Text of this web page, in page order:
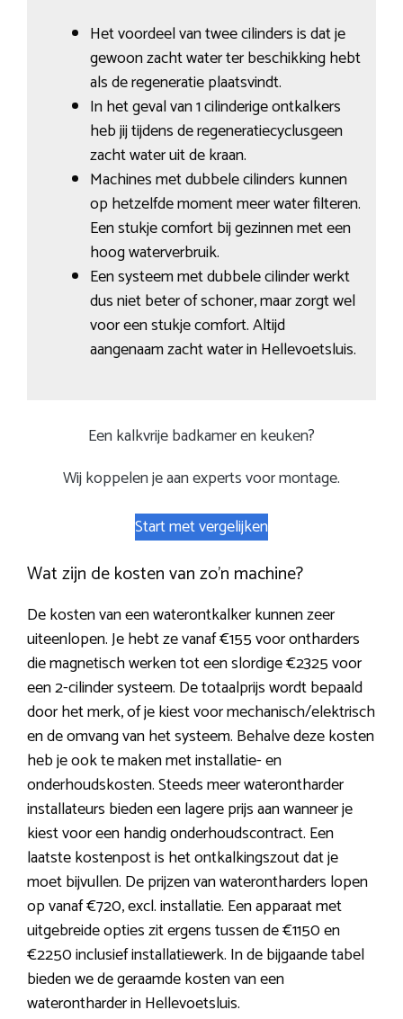
Het voordeel van twee cilinders is dat je
gewoon zacht water ter beschikking hebt
als de regeneratie plaatsvindt.
In het geval van 1 cilinderige ontkalkers
heb jij tijdens de regeneratiecyclusgeen
zacht water uit de kraan.
Machines met dubbele cilinders kunnen
op hetzelfde moment meer water filteren.
Een stukje comfort bij gezinnen met een
hoog waterverbruik.
Een systeem met dubbele cilinder werkt
dus niet beter of schoner, maar zorgt wel
voor een stukje comfort. Altijd
aangenaam zacht water in Hellevoetsluis.
Een kalkvrije badkamer en keuken?
Wij koppelen je aan experts voor montage.
Start met vergelijken
Wat zijn de kosten van zo’n machine?
De kosten van een waterontkalker kunnen zeer
uiteenlopen. Je hebt ze vanaf €155 voor ontharders
die magnetisch werken tot een slordige €2325 voor
een 2-cilinder systeem. De totaalprijs wordt bepaald
door het merk, of je kiest voor mechanisch/elektrisch
en de omvang van het systeem. Behalve deze kosten
heb je ook te maken met installatie- en
onderhoudskosten. Steeds meer waterontharder
installateurs bieden een lagere prijs aan wanneer je
kiest voor een handig onderhoudscontract. Een
laatste kostenpost is het ontkalkingszout dat je
moet bijvullen. De prijzen van waterontharders lopen
op vanaf €720, excl. installatie. Een apparaat met
uitgebreide opties zit ergens tussen de €1150 en
€2250 inclusief installatiewerk. In de bijgaande tabel
bieden we de geraamde kosten van een
waterontharder in Hellevoetsluis.